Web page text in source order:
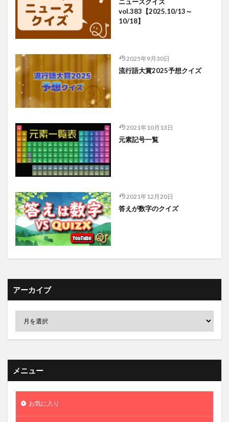
vol.383【2025.10/13～
10/18】
2025年9月30日
流行語大賞2025予想クイズ
2021年10月13日
元素記号一覧
2021年12月20日
答えが数字のクイズ
アーカイブ
メニュー
お気に入り